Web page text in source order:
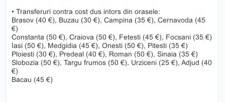
• Transferuri contra cost dus intors din orasele:
Brasov (40 €), Buzau (30 €), Campina (35 €), Cernavoda (45
€)
Constanta (50 €), Craiova (50 €), Fetesti (45 €), Focsani (35 €)
Iasi (50 €), Medgidia (45 €), Onesti (50 €), Pitesti (35 €)
Ploiesti (30 €), Predeal (40 €), Roman (50 €), Sinaia (35 €)
Slobozia (50 €), Targu frumos (50 €), Urziceni (25 €), Adjud (40
€)
Bacau (45 €)